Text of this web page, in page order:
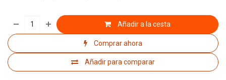
Añadir a la cesta
Comprar ahora
Añadir para comparar